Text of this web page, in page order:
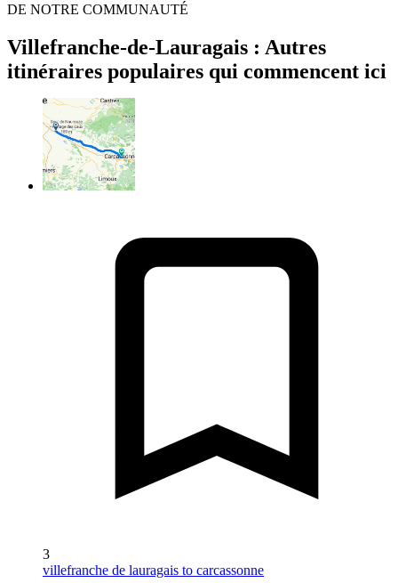
DE NOTRE COMMUNAUTÉ
Villefranche-de-Lauragais : Autres
itinéraires populaires qui commencent ici
3
villefranche de lauragais to carcassonne